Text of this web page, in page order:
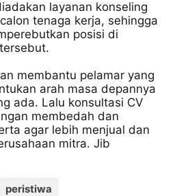
layanan konseling
tenaga kerja, sehingga
posisi di
membantu pelamar yang
arah masa depannya
ada. Lalu konsultasi CV
membedah dan
agar lebih menjual dan
mitra. Jib
peristiwa